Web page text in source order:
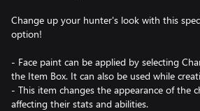
Change up your hunter's look with this
option!
- Face paint can be applied by selecting
the Item Box. It can also be used while
- This item changes the appearance of the
affecting their stats and abilities.